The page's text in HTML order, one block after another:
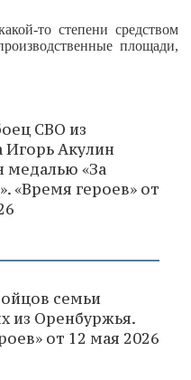
то степени средством
площади,
СВО из
Игорь Акулин
медалью «За
«Время героев» от
семьи
из Оренбуржья.
от 12 мая 2026